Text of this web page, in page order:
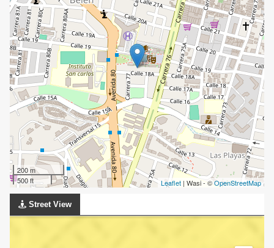
200 m
500 ft
Leaflet | Wasi - ©OpenStreetMap
Street View